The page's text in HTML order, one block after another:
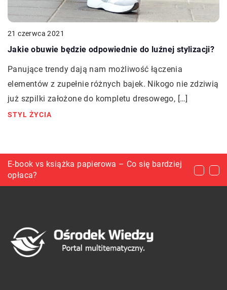
21 czerwca 2021
Jakie obuwie będzie odpowiednie do luźnej stylizacji?
Panujące trendy dają nam możliwość łączenia
elementów z zupełnie różnych bajek. Nikogo nie zdziwią
już szpilki założone do kompletu dresowego, […]
STYL ŻYCIA
Jak dobierać odzież na lato?
E-book vs książka papierowa – Co się bardziej
opłaca?
Dlaczego trening siłowy warto rozpocząć od
zajęć z trenerem personalnym?